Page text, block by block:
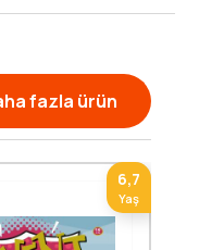
fazla ürün
6,7
Yaş